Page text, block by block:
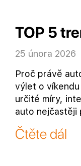
TOP 5
25 února 2026
Proč právě
výlet o
určité míry,
auto
Čtěte dál